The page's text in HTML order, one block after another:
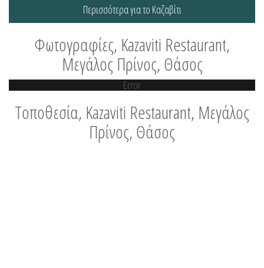
Περισσότερα για το Καζαβίτι
Φωτογραφίες, Kazaviti Restaurant,
Μεγάλος Πρίνος, Θάσος
Error
Τοποθεσία, Kazaviti Restaurant, Μεγάλος
Πρίνος, Θάσος